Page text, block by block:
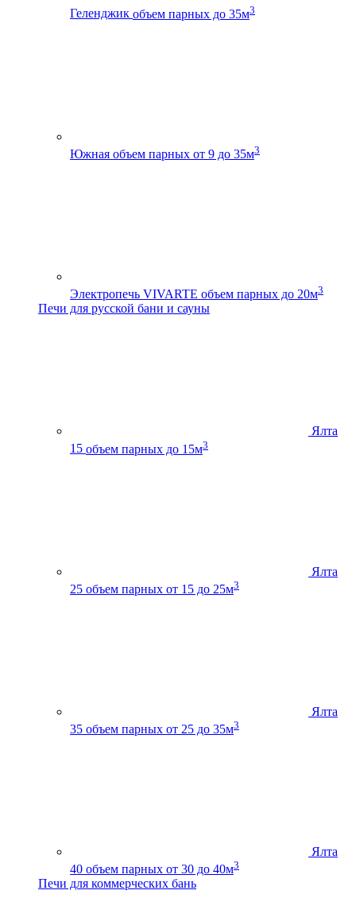
Геленджик объем парных до 35м3
Южная объем парных от 9 до 35м3
Электропечь VIVARTE объем парных до 20м3
Печи для русской бани и сауны
Ялта
15 объем парных до 15м3
Ялта
25 объем парных от 15 до 25м3
Ялта
35 объем парных от 25 до 35м3
Ялта
40 объем парных от 30 до 40м3
Печи для коммерческих бань